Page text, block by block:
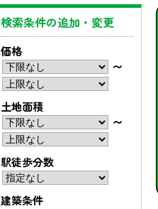
検索条件の追加・変更
価格
〜
土地面積
〜
駅徒歩分数
建築条件